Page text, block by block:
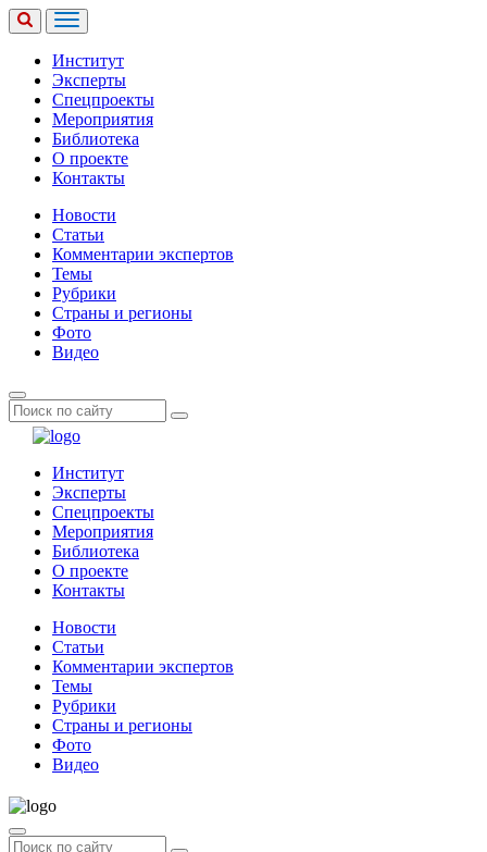
Институт
Эксперты
Спецпроекты
Мероприятия
Библиотека
О проекте
Контакты
Новости
Статьи
Комментарии экспертов
Темы
Рубрики
Страны и регионы
Фото
Видео
Институт
Эксперты
Спецпроекты
Мероприятия
Библиотека
О проекте
Контакты
Новости
Статьи
Комментарии экспертов
Темы
Рубрики
Страны и регионы
Фото
Видео